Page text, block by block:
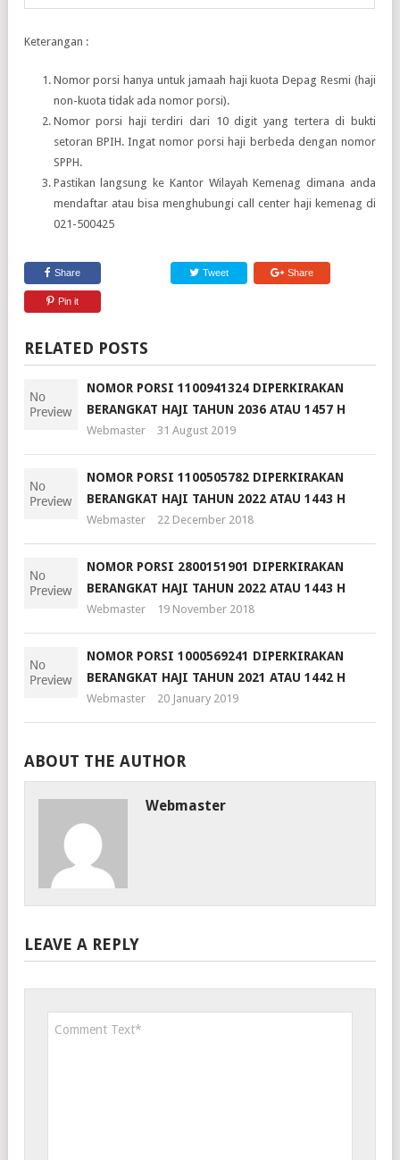
Keterangan :
Nomor porsi hanya untuk jamaah haji kuota Depag Resmi (haji
non-kuota tidak ada nomor porsi).
Nomor porsi haji terdiri dari 10 digit yang tertera di bukti
setoran BPIH. Ingat nomor porsi haji berbeda dengan nomor
SPPH.
Pastikan langsung ke Kantor Wilayah Kemenag dimana anda
mendaftar atau bisa menghubungi call center haji kemenag di
021-500425
Share Tweet Share
Pin it
RELATED POSTS
NOMOR PORSI 1100941324 DIPERKIRAKAN
BERANGKAT HAJI TAHUN 2036 ATAU 1457 H
Webmaster 31 August 2019
NOMOR PORSI 1100505782 DIPERKIRAKAN
BERANGKAT HAJI TAHUN 2022 ATAU 1443 H
Webmaster 22 December 2018
NOMOR PORSI 2800151901 DIPERKIRAKAN
BERANGKAT HAJI TAHUN 2022 ATAU 1443 H
Webmaster 19 November 2018
NOMOR PORSI 1000569241 DIPERKIRAKAN
BERANGKAT HAJI TAHUN 2021 ATAU 1442 H
Webmaster 20 January 2019
ABOUT THE AUTHOR
Webmaster
LEAVE A REPLY